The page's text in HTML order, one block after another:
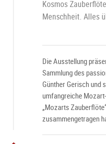
Kosmos
Menschheit. Alles
Die Ausstellung
Sammlung des
Günther Gerisch und
umfangreiche
„Mozarts
zusammengetragen